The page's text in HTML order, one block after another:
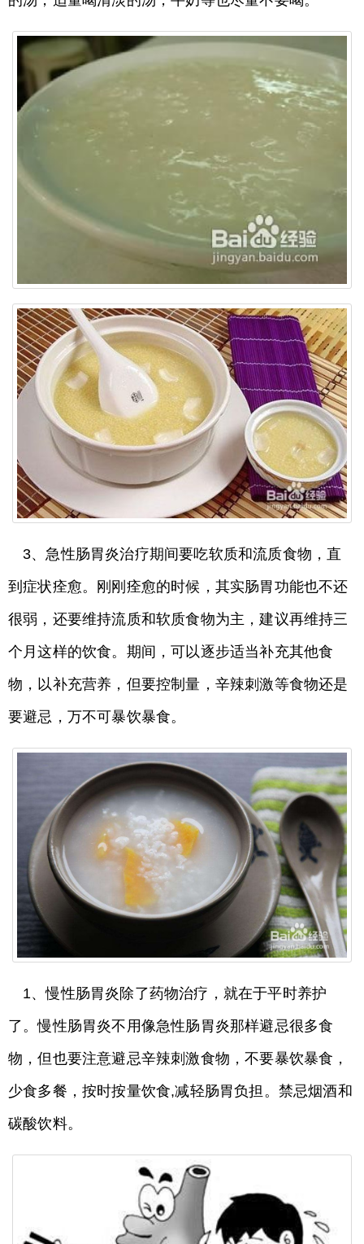
3、急性肠胃炎治疗期间要吃软质和流质食物，直
到症状痊愈。刚刚痊愈的时候，其实肠胃功能也不还
很弱，还要维持流质和软质食物为主，建议再维持三
个月这样的饮食。期间，可以逐步适当补充其他食
物，以补充营养，但要控制量，辛辣刺激等食物还是
要避忌，万不可暴饮暴食。
1、慢性肠胃炎除了药物治疗，就在于平时养护
了。慢性肠胃炎不用像急性肠胃炎那样避忌很多食
物，但也要注意避忌辛辣刺激食物，不要暴饮暴食，
少食多餐，按时按量饮食,减轻肠胃负担。禁忌烟酒和
碳酸饮料。